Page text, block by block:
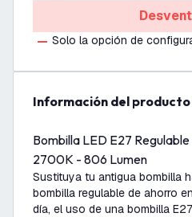
Solo la opción de
información del producto
Bombilla LED E27
2700K - 806 Lumen
Sustituya tu antigua bombilla
bombilla regulable de ahorro
día, el uso de una bombilla